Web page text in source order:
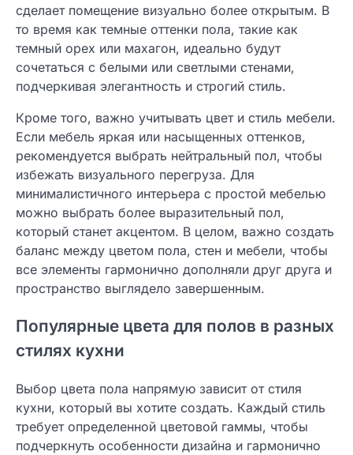
сделает помещение визуально более открытым. В
то время как темные оттенки пола, такие как
темный орех или махагон, идеально будут
сочетаться с белыми или светлыми стенами,
подчеркивая элегантность и строгий стиль.
Кроме того, важно учитывать цвет и стиль мебели.
Если мебель яркая или насыщенных оттенков,
рекомендуется выбрать нейтральный пол, чтобы
избежать визуального перегруза. Для
минималистичного интерьера с простой мебелью
можно выбрать более выразительный пол,
который станет акцентом. В целом, важно создать
баланс между цветом пола, стен и мебели, чтобы
все элементы гармонично дополняли друг друга и
пространство выглядело завершенным.
Популярные цвета для полов в разных
стилях кухни
Выбор цвета пола напрямую зависит от стиля
кухни, который вы хотите создать. Каждый стиль
требует определенной цветовой гаммы, чтобы
подчеркнуть особенности дизайна и гармонично